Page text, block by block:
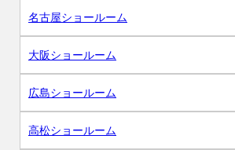
名古屋ショールーム
大阪ショールーム
広島ショールーム
高松ショールーム